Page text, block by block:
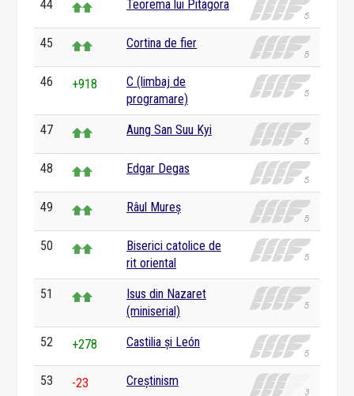
44 Teorema lui Pitagora
45 Cortina de fier
46 +918
C (limbaj de
programare)
47 Aung San Suu Kyi
48 Edgar Degas
49 Râul Mureș
50
Biserici catolice de
rit oriental
51
Isus din Nazaret
(miniserial)
52 +278 Castilia și León
53 -23 Creștinism